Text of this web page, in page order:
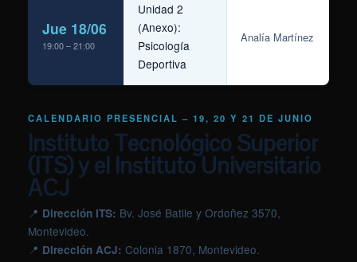
Jue 18/06
19:00 – 21:00
Unidad 2
(Anexo):
Psicología
Deportiva
Analía Martínez
CALENDARIO PRESENCIAL – 19, 20 Y 21 DE JUNIO
Instituto Tecnológico Superior
(ITS) y el Instituto Universitario
ACJ
📍 Dirección ITS: Bv. José Batlle y Ordoñez 3570,
Montevideo.
📍 Dirección ACJ: Colonia 1870, Montevideo.